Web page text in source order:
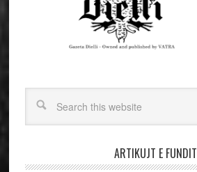
ARTIKUJT E FUNDIT